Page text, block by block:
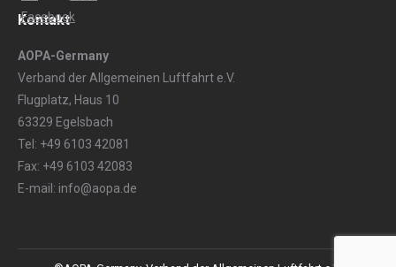
Kontakt
AOPA-Germany
Verband der Allgemeinen Luftfahrt e.V.
Flugplatz, Haus 10
63329 Egelsbach
Tel: +49 6103 42081
Fax: +49 6103 42083
E-mail: info@aopa.de